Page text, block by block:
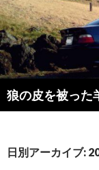
狼の皮を被った
検
索
ン
日別アーカイブ: